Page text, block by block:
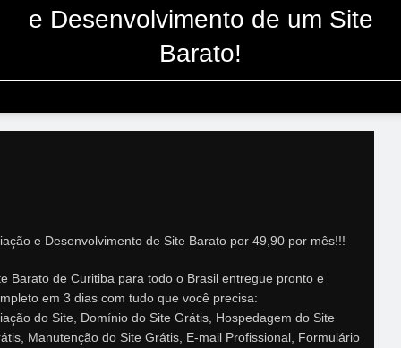
e Desenvolvimento de um Site
Barato!
e Desenvolvimento de Site Barato por 49,90 por mês!!!
Barato de Curitiba para todo o Brasil entregue pronto e
em 3 dias com tudo que você precisa:
do Site, Domínio do Site Grátis, Hospedagem do Site
Manutenção do Site Grátis, E-mail Profissional, Formulário